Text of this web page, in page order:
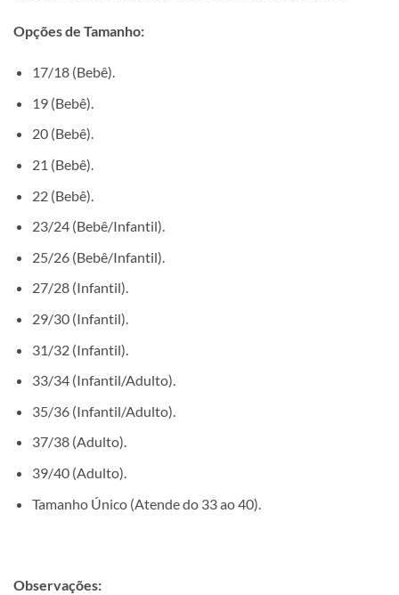
Opções de Tamanho:
17/18 (Bebê).
19 (Bebê).
20 (Bebê).
21 (Bebê).
22 (Bebê).
23/24 (Bebê/Infantil).
25/26 (Bebê/Infantil).
27/28 (Infantil).
29/30 (Infantil).
31/32 (Infantil).
33/34 (Infantil/Adulto).
35/36 (Infantil/Adulto).
37/38 (Adulto).
39/40 (Adulto).
Tamanho Único (Atende do 33 ao 40).
Observações: